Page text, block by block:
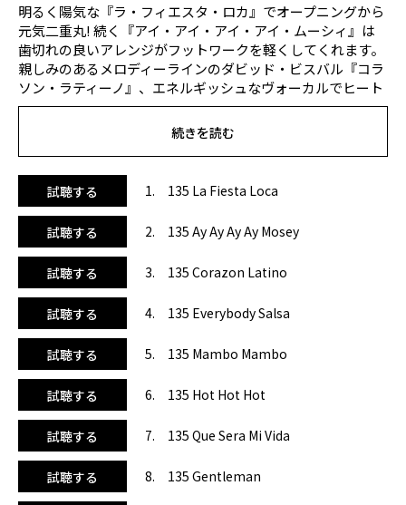
明るく陽気な『ラ・フィエスタ・ロカ』でオープニングから
元気二重丸! 続く『アイ・アイ・アイ・アイ・ムーシィ』は
歯切れの良いアレンジがフットワークを軽くしてくれます。
親しみのあるメロディーラインのダビッド・ビスバル『コラ
ソン・ラティーノ』、エネルギッシュなヴォーカルでヒート
アップ間違いなしの『エブリバディ・サルサ』、情熱的な
『マンボ・マンボ』、カーニバル風の『ホット・ホット・ホ
ット』など前半からハッピーなナンバーが目白押しでパーテ
勢いです。中盤〜後半にかけては『ケセラ・ミ・ヴィダ(涙
のケ・セラ)』『ジェントルマン』『バハマ・ママ』『ベサ
メ・ムーチョ』など色々なカラーのヒット曲が次々と登場し
てダンサブルなムードをキープ。ラテンエアロ以外にもダン
スエアロ、アクア、ステップなどのレッスンで十分楽しくお
使いいただけると思います。
続きを読む
試聴する 1. 135 La Fiesta Loca
試聴する 2. 135 Ay Ay Ay Ay Mosey
試聴する 3. 135 Corazon Latino
試聴する 4. 135 Everybody Salsa
試聴する 5. 135 Mambo Mambo
試聴する 6. 135 Hot Hot Hot
試聴する 7. 135 Que Sera Mi Vida
試聴する 8. 135 Gentleman